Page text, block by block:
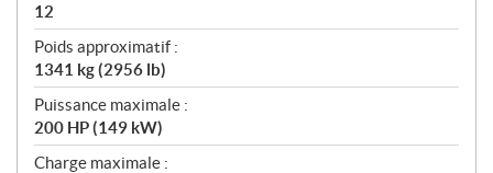
12
Poids approximatif :
1341 kg (2956 lb)
Puissance maximale :
200 HP (149 kW)
Charge maximale :